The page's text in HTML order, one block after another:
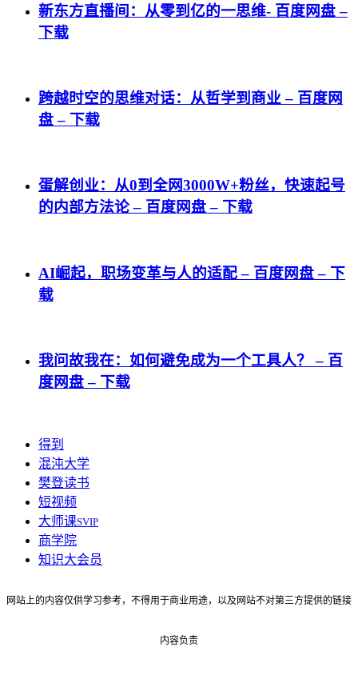
新东方直播间：从零到亿的一思维- 百度网盘 –
下载
跨越时空的思维对话：从哲学到商业 – 百度网
盘 – 下载
蛋解创业：从0到全网3000W+粉丝，快速起号
的内部方法论 – 百度网盘 – 下载
AI崛起，职场变革与人的适配 – 百度网盘 – 下
载
我问故我在：如何避免成为一个工具人？ – 百
度网盘 – 下载
得到
混沌大学
樊登读书
短视频
大师课SVIP
商学院
知识大会员
网站上的内容仅供学习参考，不得用于商业用途，以及网站不对第三方提供的链接
内容负责